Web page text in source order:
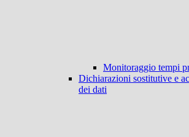
Monitoraggio tempi
Dichiarazioni sostitutive e
dei dati